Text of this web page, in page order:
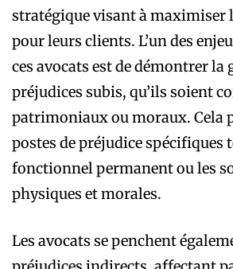
stratégique visant à maximiser
pour leurs clients. L’un des
ces avocats est de démontrer la
préjudices subis, qu’ils soient
patrimoniaux ou moraux. Cela
postes de préjudice spécifiques
fonctionnel permanent ou les
physiques et morales.
Les avocats se penchent